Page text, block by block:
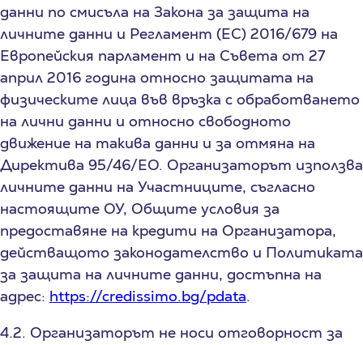
данни по смисъла на Закона за защита на
личните данни и Регламент (ЕС) 2016/679 на
Европейския парламент и на Съвета от 27
април 2016 година относно защитата на
физическите лица във връзка с обработването
на лични данни и относно свободното
движение на такива данни и за отмяна на
Директива 95/46/EО. Организаторът използва
личните данни на Участниците, съгласно
настоящите ОУ, Общите условия за
предоставяне на кредити на Организатора,
действащото законодателство и Политиката
за защита на личните данни, достъпна на
адрес: https://credissimo.bg/pdata.
4.2. Организаторът не носи отговорност за